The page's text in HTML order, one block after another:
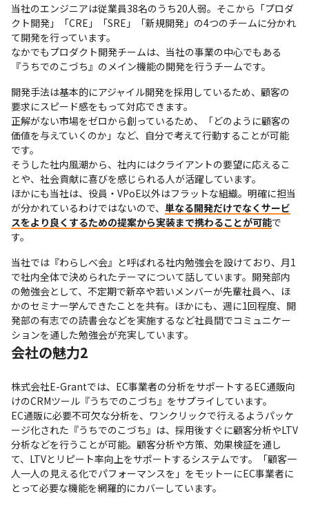
当社のエンジニアは従業員38名のうち20人弱。そこから「プロダ
クト開発」「CRE」「SRE」「新規開発」の4つのチームに分かれ
て開発を行っています。
なかでもプロダクト開発チームは、当社の事業の中心でもある
『うちでのこづち』のメイン機能の開発を行うチームです。
開発手法は基本的にアジャイル開発を採用しているため、顧客の
要求にスピード感をもって対応できます。
正解がない市場をゼロから創っているため、「どのように顧客の
価値を与えていくのか」など、自分で考えて行動することが可能
です。
そうした社内風潮から、社内にはクライアントの要望に応えるこ
とや、社会貢献に喜びを感じられる人が活躍しています。
ほかにも当社は、役員・VPoE以外はフラットな組織。明確に担当
が分かれているわけではないので、 単なる開発だけでなくサービ
スをより良くするための提案から実装まで携わることが可能で
す。
当社では『わらしべ会』と呼ばれる社内勉強会を設けており、月1
で社内全体で決められたテーマについて話しています。開発部内
の勉強会として、不定期で新卒や若いメンバーが先輩社員へ、ほ
かのセミナー学んできたことを共有。ほかにも、週に1回程度、開
発部の有志での読書会などを実施するなど社員間でコミュニケー
ションを通した勉強会が充実しています。
会社の魅力2
株式会社E-Grantでは、EC事業者の分析をサポートするEC通販向
けのCRMツール『うちでのこづち』をサプライしています。
EC通販に必要不可欠な分析を、ワンクリックで行えるようパッケ
ージ化された『うちでのこづち』は、採用後すぐに顧客分析やLTV
分析などを行うことが可能。顧客分析や方策、効果検証を通し
て、LTVとリピート率向上をサポートするシステムです。「顧客一
人一人の見える化でパフォーマンスを」をモットーにEC事業者に
とって必要な機能を網羅的にカバーしています。